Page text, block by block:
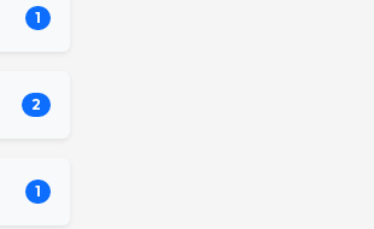
1
2
1